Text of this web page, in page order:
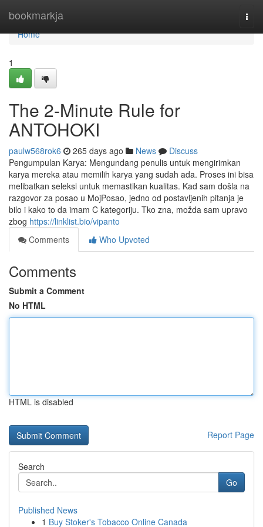
bookmarkja
Home
Home
1
The 2-Minute Rule for
ANTOHOKI
paulw568rok6 265 days ago News
Discuss
Pengumpulan Karya: Mengundang penulis untuk mengirimkan
karya mereka atau memilih karya yang sudah ada. Proses ini bisa
melibatkan seleksi untuk memastikan kualitas. Kad sam došla na
razgovor za posao u MojPosao, jedno od postavljenih pitanja je
bilo i kako to da imam C kategoriju. Tko zna, možda sam upravo
zbog https://linklist.bio/vipanto
Comments
Who Upvoted
Comments
Submit a Comment
No HTML
HTML is disabled
Report Page
Search
Go
Published News
1 Buy Stoker's Tobacco Online Canada